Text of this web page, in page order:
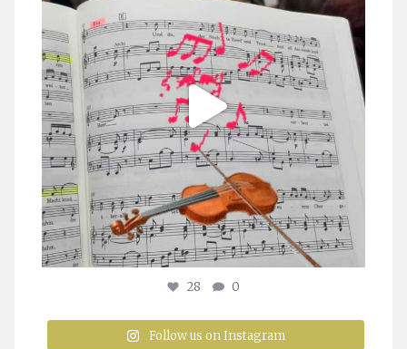
28 0
Follow us on Instagram